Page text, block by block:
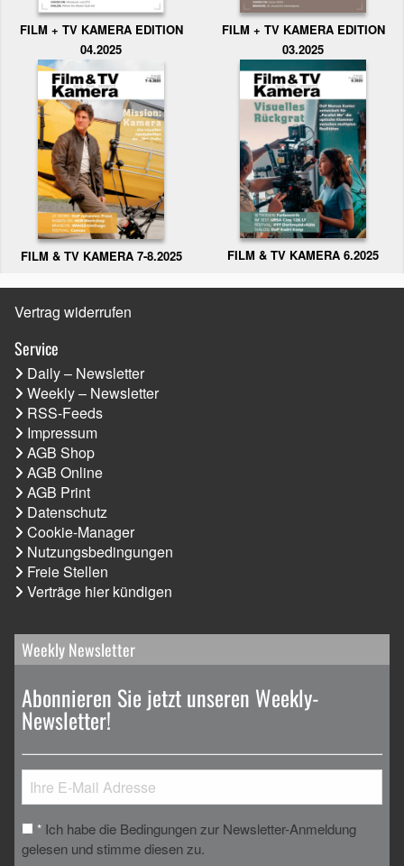
FILM + TV KAMERA EDITION
04.2025
FILM + TV KAMERA EDITION
03.2025
FILM & TV KAMERA 7-8.2025 FILM & TV KAMERA 6.2025
Vertrag widerrufen
Service
Daily – Newsletter
Weekly – Newsletter
RSS-Feeds
Impressum
AGB Shop
AGB Online
AGB Print
Datenschutz
Cookie-Manager
Nutzungsbedingungen
Freie Stellen
Verträge hier kündigen
Weekly Newsletter
Abonnieren Sie jetzt unseren Weekly-
Newsletter!
* Ich habe die Bedingungen zur Newsletter-Anmeldung
gelesen und stimme diesen zu.